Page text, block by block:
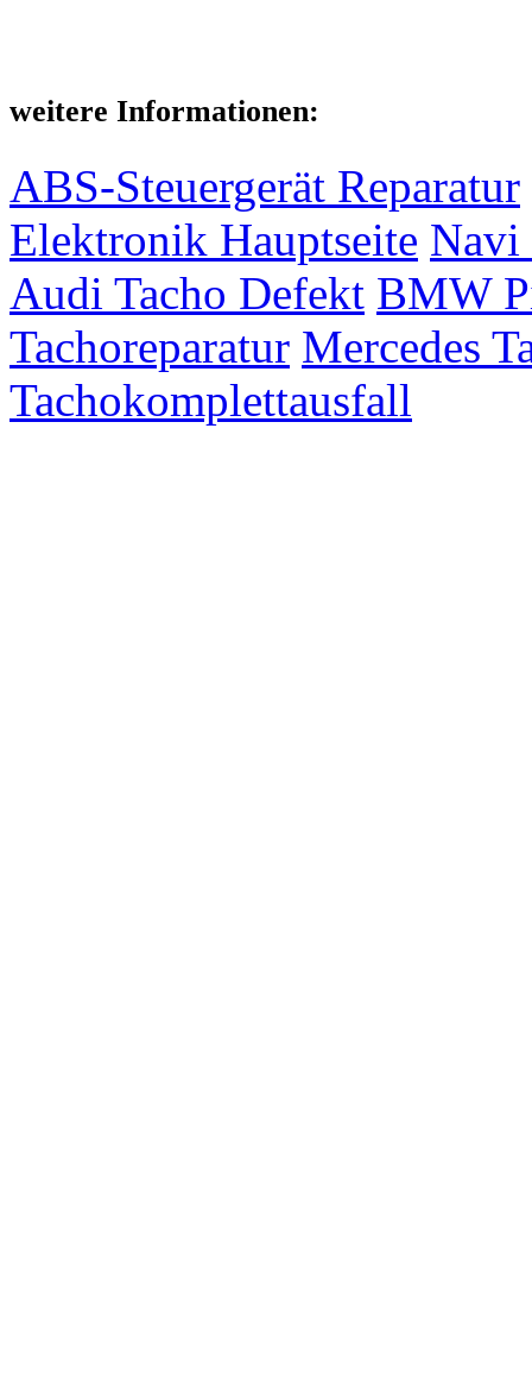
weitere Informationen:
ABS-Steuergerät Reparatur
Elektronik Hauptseite Navi
Audi Tacho Defekt BMW
Tachoreparatur Mercedes
Tachokomplettausfall